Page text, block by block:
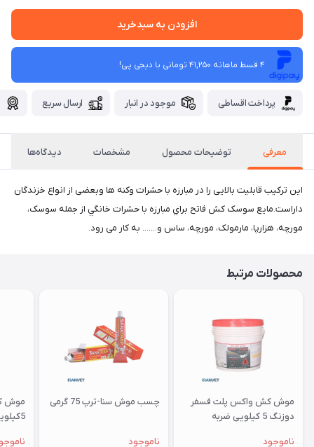
افزودن به سبدخرید
4 قسط ماهانه 41,250 تومانی با دیجی ‌پی!
پرداخت اقساطی موجود در انبار ارسال سریع
معرفی توضیحات محصول مشخصات دیدگاه‌ها
این ترکیب قابلیت بالایی را در مبارزه با حشرات وکنه ها وبعضی از انواع خزندگان
داراست.مايع سوسک کش فاتح براي مبارزه با حشرات خانگي از جمله سوسک،
مورچه، هزارپا، مارمولک، مورچه، ساس و....... به کار می رود.
محصولات مرتبط
موش کش واکس پلت فسفر
دوزنگ 5 کیلویی ضربه
ناموجود
چسب موش سنا-ترپ 75 گرمی
ناموجود
موش
5کیلویی ضربه